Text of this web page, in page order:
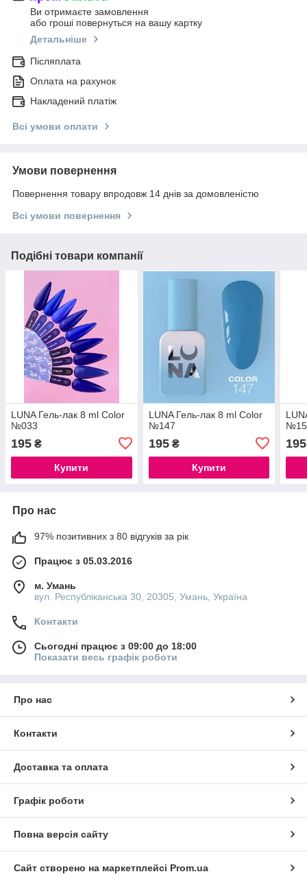
Ви отримаєте замовлення
або гроші повернуться на вашу картку
Детальніше
Післяплата
Оплата на рахунок
Накладений платіж
Всі умови оплати
Умови повернення
Повернення товару впродовж 14 днів за домовленістю
Всі умови повернення
Подібні товари компанії
LUNA Гель-лак 8 ml Color
№033
195 ₴
Купити
LUNA Гель-лак 8 ml Color
№147
195₴
Купити
195
Про нас
97% позитивних з 80 відгуків за рік
Працює з 05.03.2016
м. Умань
вул. Республіканська 30, 20305, Умань, Україна
Контакти
Сьогодні працює з 09:00 до 18:00
Показати весь графік роботи
Про нас
Контакти
Доставка та оплата
Графік роботи
Повна версія сайту
Сайт створено на маркетплейсі Prom.ua